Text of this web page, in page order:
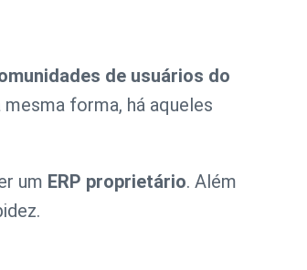
de usuários do
forma, há aqueles
um ERP proprietário. Além